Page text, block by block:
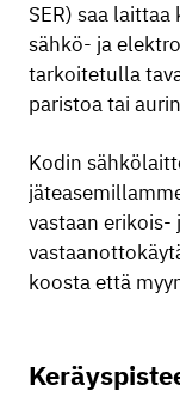
SER) saa
sähkö- ja
tarkoitetulla
paristoa tai
Kodin
vastaan erikois-
koosta että